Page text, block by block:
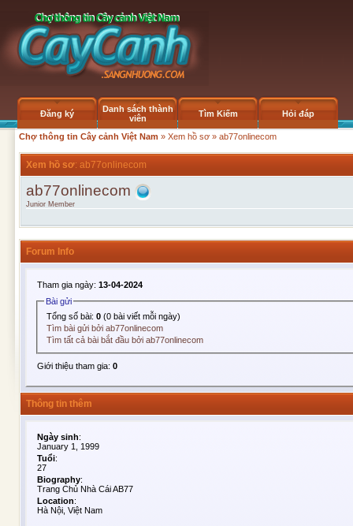
Đăng ký
Danh sách thành
viên
Tìm Kiếm Hỏi đáp
Chợ thông tin Cây cảnh Việt Nam » Xem hồ sơ » ab77onlinecom
Xem hồ sơ: ab77onlinecom
ab77onlinecom
Junior Member
Forum Info
Tham gia ngày: 13-04-2024
Bài gửi
Tổng số bài:0 (0 bài viết mỗi ngày)
Tìm bài gửi bởi ab77onlinecom
Tìm tất cả bài bắt đầu bởi ab77onlinecom
Giới thiệu tham gia: 0
Thông tin thêm
Ngày sinh:
January 1, 1999
Tuổi:
27
Biography:
Trang Chủ Nhà Cái AB77
Location:
Hà Nội, Việt Nam